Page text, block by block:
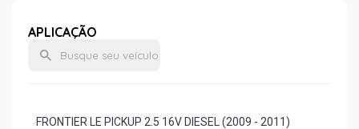
APLICAÇÃO
FRONTIER LE PICKUP 2.5 16V DIESEL (2009 - 2011)